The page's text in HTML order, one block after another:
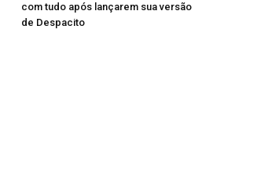
com tudo após lançarem sua versão
de Despacito